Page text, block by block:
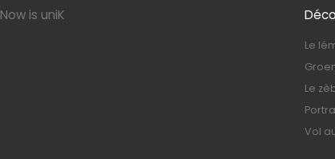
Now is uniK
Le
Le
Vol